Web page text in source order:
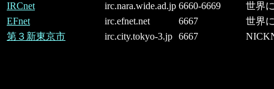
IRCnet
irc.nara.wide.ad.jp 6660-6669
世界
EFnet
irc.efnet.net 6667
世界
第３新東京市
irc.city.tokyo-3.jp 6667